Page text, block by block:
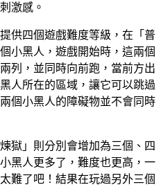
激感。
供四個遊戲難度等級，在「普
小黑人，遊戲開始時，這兩個
列，並同時向前跑，當前方出
人所在的區域，讓它可以跳過
個小黑人的障礙物並不會同時
獄」則分別會增加為三個、四
黑人更多了，難度也更高，一
難了吧！結果在玩過另外三個